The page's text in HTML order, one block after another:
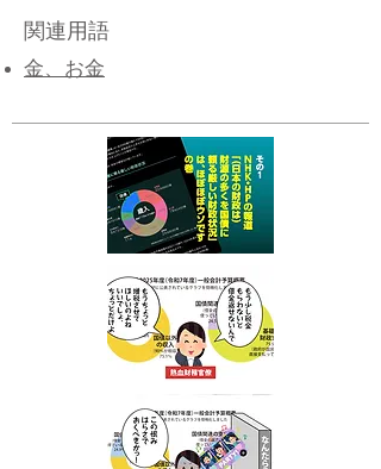
関連用語
​金、お金